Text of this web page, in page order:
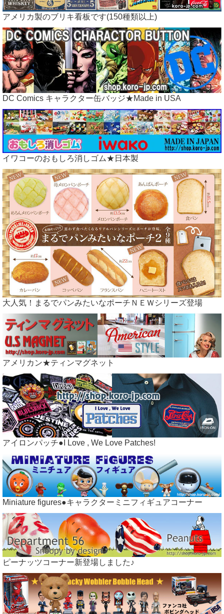
アメリカ製のブリキ看板です(150種類以上)
DC Comics キャラクター缶バッジ★Made in USA
イワコーのおもしろ消しゴム★日本製
大人気！まるでパンみたいなポーチＮＥＷシリーズ登場
アメリカン★ティンマグネット
アイロンパッチ●I Love , We Love Patches!
Miniature figures●キャラクターミニフィギュアコーナー
ピーナッツコーナー新登場しました♪